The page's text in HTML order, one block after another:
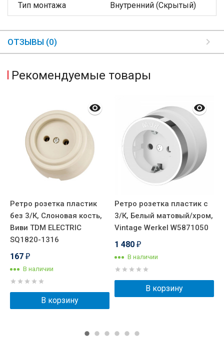
Тип монтажа Внутренний (Скрытый)
ОТЗЫВЫ (0)
Рекомендуемые товары
Ретро розетка пластик
без 3/К, Слоновая кость,
Виви TDM ELECTRIC
SQ1820-1316
167 ₽
В наличии
В корзину
Ретро розетка пластик с
3/К, Белый матовый/хром,
Vintage Werkel W5871050
1 480 ₽
В наличии
В корзину